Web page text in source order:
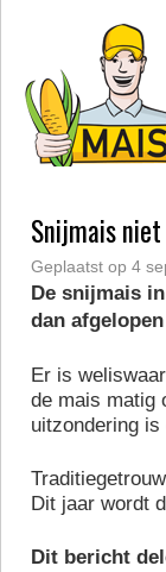
Snijmais
Geplaatst op 4
De snijmais
dan
Er is
de mais matig
uitzondering
Dit jaar wordt
Dit bericht